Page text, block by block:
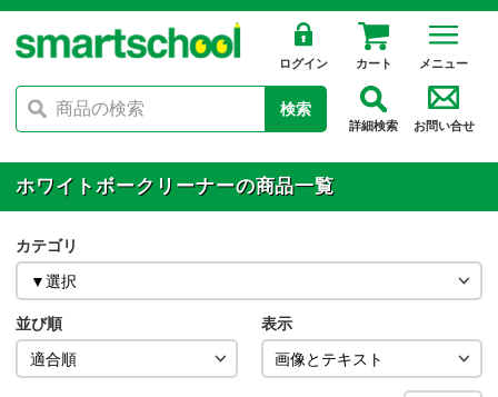
ログイン カート メニュー
検索
詳細検索 お問い合せ
ホワイトボークリーナーの商品一覧
カテゴリ
並び順 表示